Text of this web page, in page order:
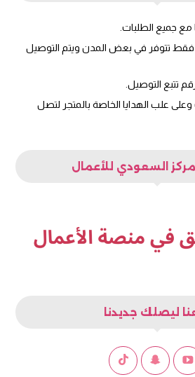
مع جميع الطلبات.
فقط تتوفر في بعض المدن ويتم التوصيل
تتبع التوصيل.
علب الهدايا الخاصة بالمتجر لتصل
السعودي للأعمال
ليصلك جديدنا